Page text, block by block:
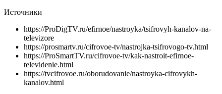
Источники
https://ProDigTV.ru/efirnoe/nastroyka/tsifrovyh-kanalov-na-
televizore
https://prosmartv.ru/cifrovoe-tv/nastrojka-tsifrovogo-tv.html
https://ProSmartTV.ru/cifrovoe-tv/kak-nastroit-efirnoe-
televidenie.html
https://tvcifrovoe.ru/oborudovanie/nastroyka-cifrovykh-
kanalov.html